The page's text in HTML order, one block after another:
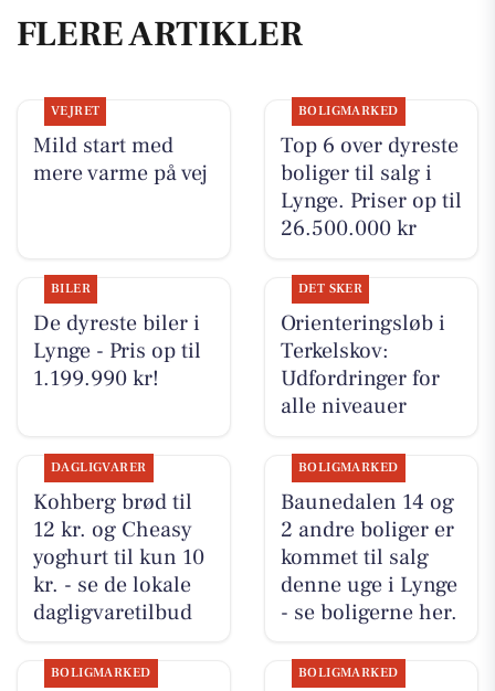
FLERE ARTIKLER
VEJRET
Mild start med
mere varme på vej
BOLIGMARKED
Top 6 over dyreste
boliger til salg i
Lynge. Priser op til
26.500.000 kr
BILER
De dyreste biler i
Lynge - Pris op til
1.199.990 kr!
DET SKER
Orienteringsløb i
Terkelskov:
Udfordringer for
alle niveauer
DAGLIGVARER
Kohberg brød til
12 kr. og Cheasy
yoghurt til kun 10
kr. - se de lokale
dagligvaretilbud
BOLIGMARKED
Baunedalen 14 og
2 andre boliger er
kommet til salg
denne uge i Lynge
- se boligerne her.
BOLIGMARKED BOLIGMARKED